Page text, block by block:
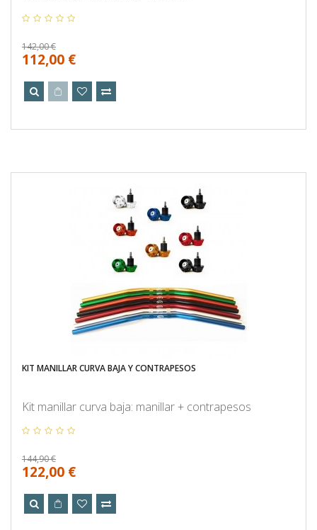
142,00 €
112,00 €
KIT MANILLAR CURVA BAJA Y CONTRAPESOS
Kit manillar curva baja: manillar + contrapesos
144,90 €
122,00 €